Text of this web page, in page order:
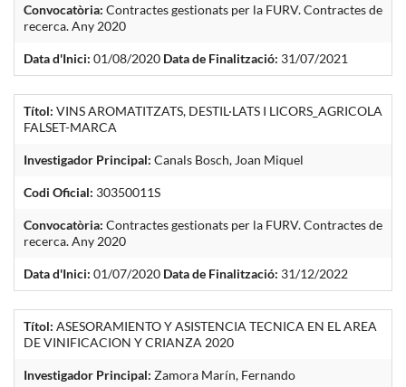
Convocatòria: Contractes gestionats per la FURV. Contractes de
recerca. Any 2020
Data d'Inici: 01/08/2020 Data de Finalització: 31/07/2021
Títol: VINS AROMATITZATS, DESTIL·LATS I LICORS_AGRICOLA
FALSET-MARCA
Investigador Principal: Canals Bosch, Joan Miquel
Codi Oficial: 30350011S
Convocatòria: Contractes gestionats per la FURV. Contractes de
recerca. Any 2020
Data d'Inici: 01/07/2020 Data de Finalització: 31/12/2022
Títol: ASESORAMIENTO Y ASISTENCIA TECNICA EN EL AREA
DE VINIFICACION Y CRIANZA 2020
Investigador Principal: Zamora Marín, Fernando